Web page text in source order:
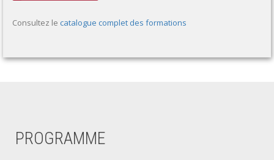
Consultez le catalogue complet des formations
PROGRAMME